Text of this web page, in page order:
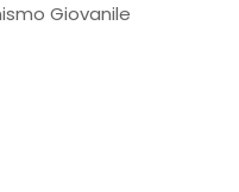
Giovanile